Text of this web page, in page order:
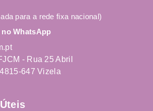
para a rede fixa nacional)
WhatsApp
- Rua 25 Abril
647 Vizela